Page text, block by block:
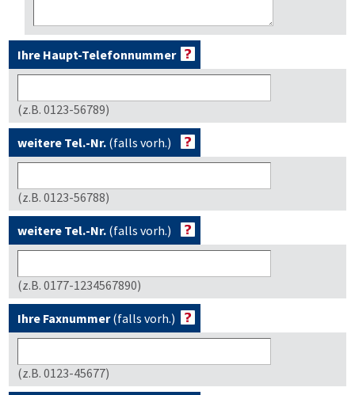
Ihre Haupt-Telefonnummer
(z.B. 0123-56789)
weitere Tel.-Nr. (falls vorh.)
(z.B. 0123-56788)
weitere Tel.-Nr. (falls vorh.)
(z.B. 0177-1234567890)
Ihre Faxnummer(falls vorh.)
(z.B. 0123-45677)